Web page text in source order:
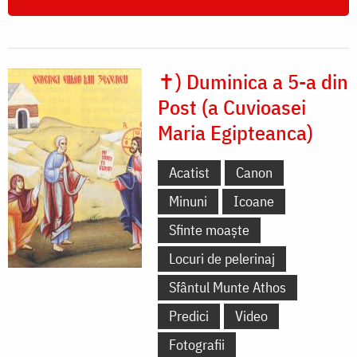
✝) Duminica a 5-a din
Post (a Cuvioasei
Maria Egipteanca)
Acatist
Canon
Minuni
Icoane
Sfinte moaște
Locuri de pelerinaj
Sfântul Munte Athos
Predici
Video
Fotografii